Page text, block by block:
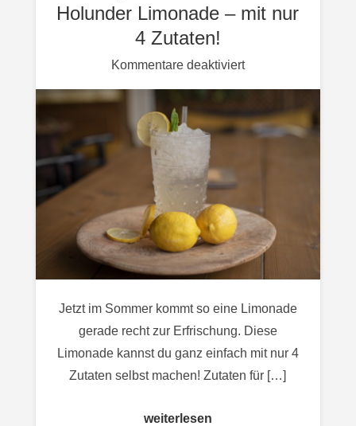
Holunder Limonade – mit nur
4 Zutaten!
Kommentare deaktiviertfür
Hausgemachte
Holunder
nur
4
Zutaten!
Jetzt im Sommer kommt so eine Limonade
gerade recht zur Erfrischung. Diese
Limonade kannst du ganz einfach mit nur 4
Zutaten selbst machen! Zutaten für […]
weiterlesen